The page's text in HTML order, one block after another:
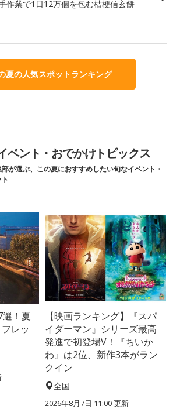
作業で1日12万個を包む桔梗信玄餅
夏の人気スポットランキング
ベント・おでかけトピックス
が選ぶ、この夏におすすめしたい旬なイベント・
！夏
レッ
【映画ランキング】『スパ
イダーマン』シリーズ最高
発進で初登場V！『ちいか
わ』は2位、新作3本がラン
クイン
全国
2026年8月7日 11:00更新